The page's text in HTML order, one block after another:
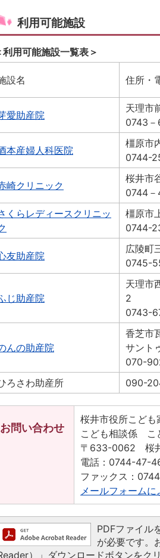
利用可能施設
利用可能施設一覧表＞
設名 住所・
愛助産院
天理市
0743
本産婦人科医院
橿原市
0744-
崎クリニック
桜井市
0744
くらレディースクリニッ
橿原市
0744-
友助産院
広陵町
0745-
じ助産院
天理市
2
0743-
んの助産院
香芝市
サント
070-
ろさわ助産所 090-
お問い合わせ
桜井市役所こども
こども相談係 こ
〒633-0062 桜
電話：0744-47-
ファックス：
メールフォーム
PDFファイル
が必要です。
）」ダウンロードボタンをク